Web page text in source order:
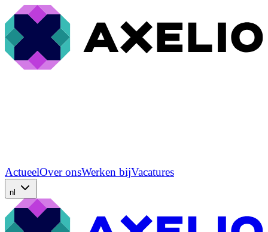
ActueelOver onsWerken bijVacatures
nl